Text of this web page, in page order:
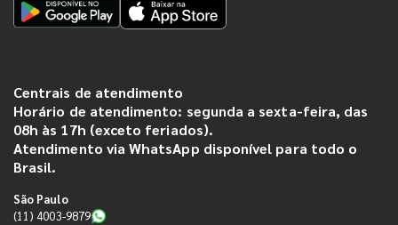
Centrais de atendimento
Horário de atendimento: segunda a sexta-feira, das
08h às 17h (exceto feriados).
Atendimento via WhatsApp disponível para todo o
Brasil.
São Paulo
(11) 4003-9879